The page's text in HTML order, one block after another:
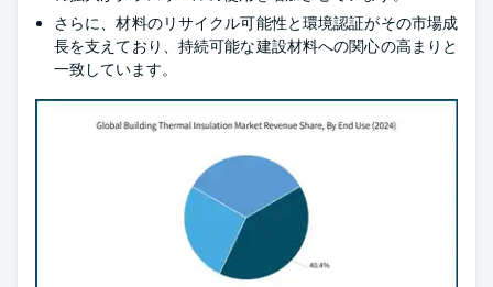
さらに、材料のリサイクル可能性と環境認証がその市場成
長を支えており、持続可能な建設材料への関心の高まりと
一致しています。